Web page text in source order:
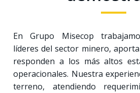
En Grupo Misecop
líderes del sector minero,
responden a los más altos
operacionales. Nuestra
terreno, atendiendo